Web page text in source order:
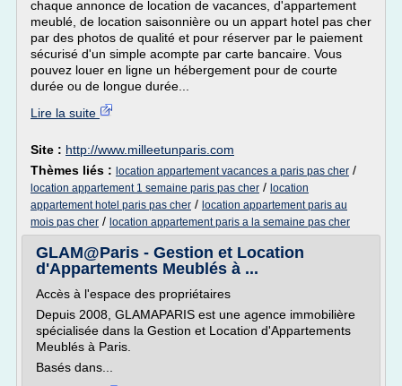
chaque annonce de location de vacances, d'appartement
meublé, de location saisonnière ou un appart hotel pas cher
par des photos de qualité et pour réserver par le paiement
sécurisé d'un simple acompte par carte bancaire. Vous
pouvez louer en ligne un hébergement pour de courte
durée ou de longue durée...
Lire la suite
Site : http://www.milleetunparis.com
Thèmes liés : location appartement vacances a paris pas cher /
location appartement 1 semaine paris pas cher / location
appartement hotel paris pas cher / location appartement paris au
mois pas cher / location appartement paris a la semaine pas cher
GLAM@Paris - Gestion et Location
d'Appartements Meublés à ...
Accès à l'espace des propriétaires
Depuis 2008, GLAMAPARIS est une agence immobilière
spécialisée dans la Gestion et Location d'Appartements
Meublés à Paris.
Basés dans...